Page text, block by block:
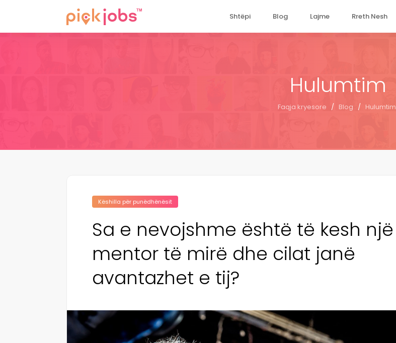
Shtëpi Blog Lajme Rreth Nesh
Hulumtim
Faqja kryesore / Blog / Hulumtim
Këshilla për punëdhënësit
Sa e nevojshme është të kesh një
mentor të mirë dhe cilat janë
avantazhet e tij?